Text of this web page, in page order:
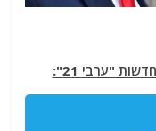
"ערבי 21":